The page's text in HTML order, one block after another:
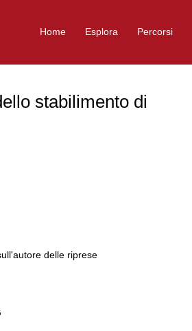
Home Esplora Percorsi
stabilimento di
delle riprese